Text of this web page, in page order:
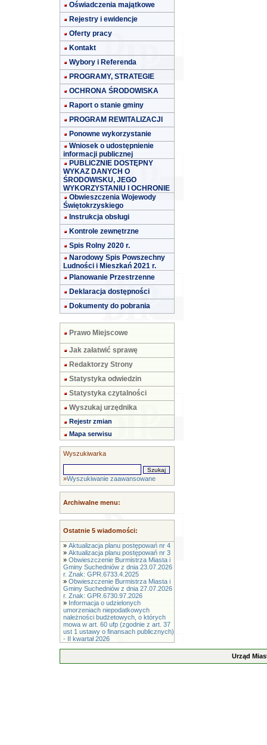
Oświadczenia majątkowe
Rejestry i ewidencje
Oferty pracy
Kontakt
Wybory i Referenda
PROGRAMY, STRATEGIE
OCHRONA ŚRODOWISKA
Raport o stanie gminy
PROGRAM REWITALIZACJI
Ponowne wykorzystanie
Wniosek o udostępnienie
informacji publicznej
PUBLICZNIE DOSTĘPNY
WYKAZ DANYCH O
ŚRODOWISKU, JEGO
WYKORZYSTANIU I OCHRONIE
Obwieszczenia Wojewody
Świętokrzyskiego
Instrukcja obsługi
Kontrole zewnętrzne
Spis Rolny 2020 r.
Narodowy Spis Powszechny
Ludności i Mieszkań 2021 r.
Planowanie Przestrzenne
Deklaracja dostępności
Dokumenty do pobrania
Prawo Miejscowe
Jak załatwić sprawę
Redaktorzy Strony
Statystyka odwiedzin
Statystyka czytalności
Wyszukaj urzędnika
Rejestr zmian
Mapa serwisu
Wyszukiwarka
»Wyszukiwanie zaawansowane
Archiwalne menu:
Ostatnie 5 wiadomości:
» Aktualizacja planu postępowań nr 4
» Aktualizacja planu postępowań nr 3
» Obwieszczenie Burmistrza Miasta i
Gminy Suchedniów z dnia 23.07.2026
r. Znak: GPR.6733.4.2025
» Obwieszczenie Burmistrza Miasta i
Gminy Suchedniów z dnia 27.07.2026
r. Znak: GPR.6730.97.2026
» Informacja o udzielonych
umorzeniach niepodatkowych
należności budżetowych, o których
mowa w art. 60 ufp (zgodnie z art. 37
ust 1 ustawy o finansach publicznych)
- II kwartał 2026
Urząd